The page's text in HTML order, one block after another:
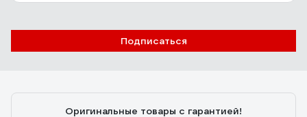
Подписаться
Оригинальные товары с гарантией!